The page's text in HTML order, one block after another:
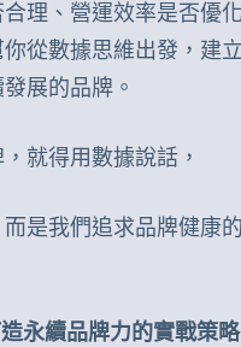
理、營運效率是否優
從數據思維出發，建
展的品牌。
就得用數據說話，
是我們追求品牌健康
永續品牌力的實戰策略